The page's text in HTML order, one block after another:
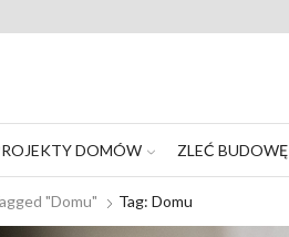
DOMÓW ZLEĆ BUDOWĘ
"domu" Tag: Domu